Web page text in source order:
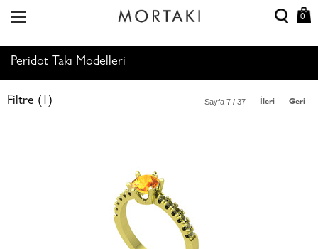
0
Peridot Takı Modelleri
Filtre (1) Geri
İleri
Sayfa 7 / 37